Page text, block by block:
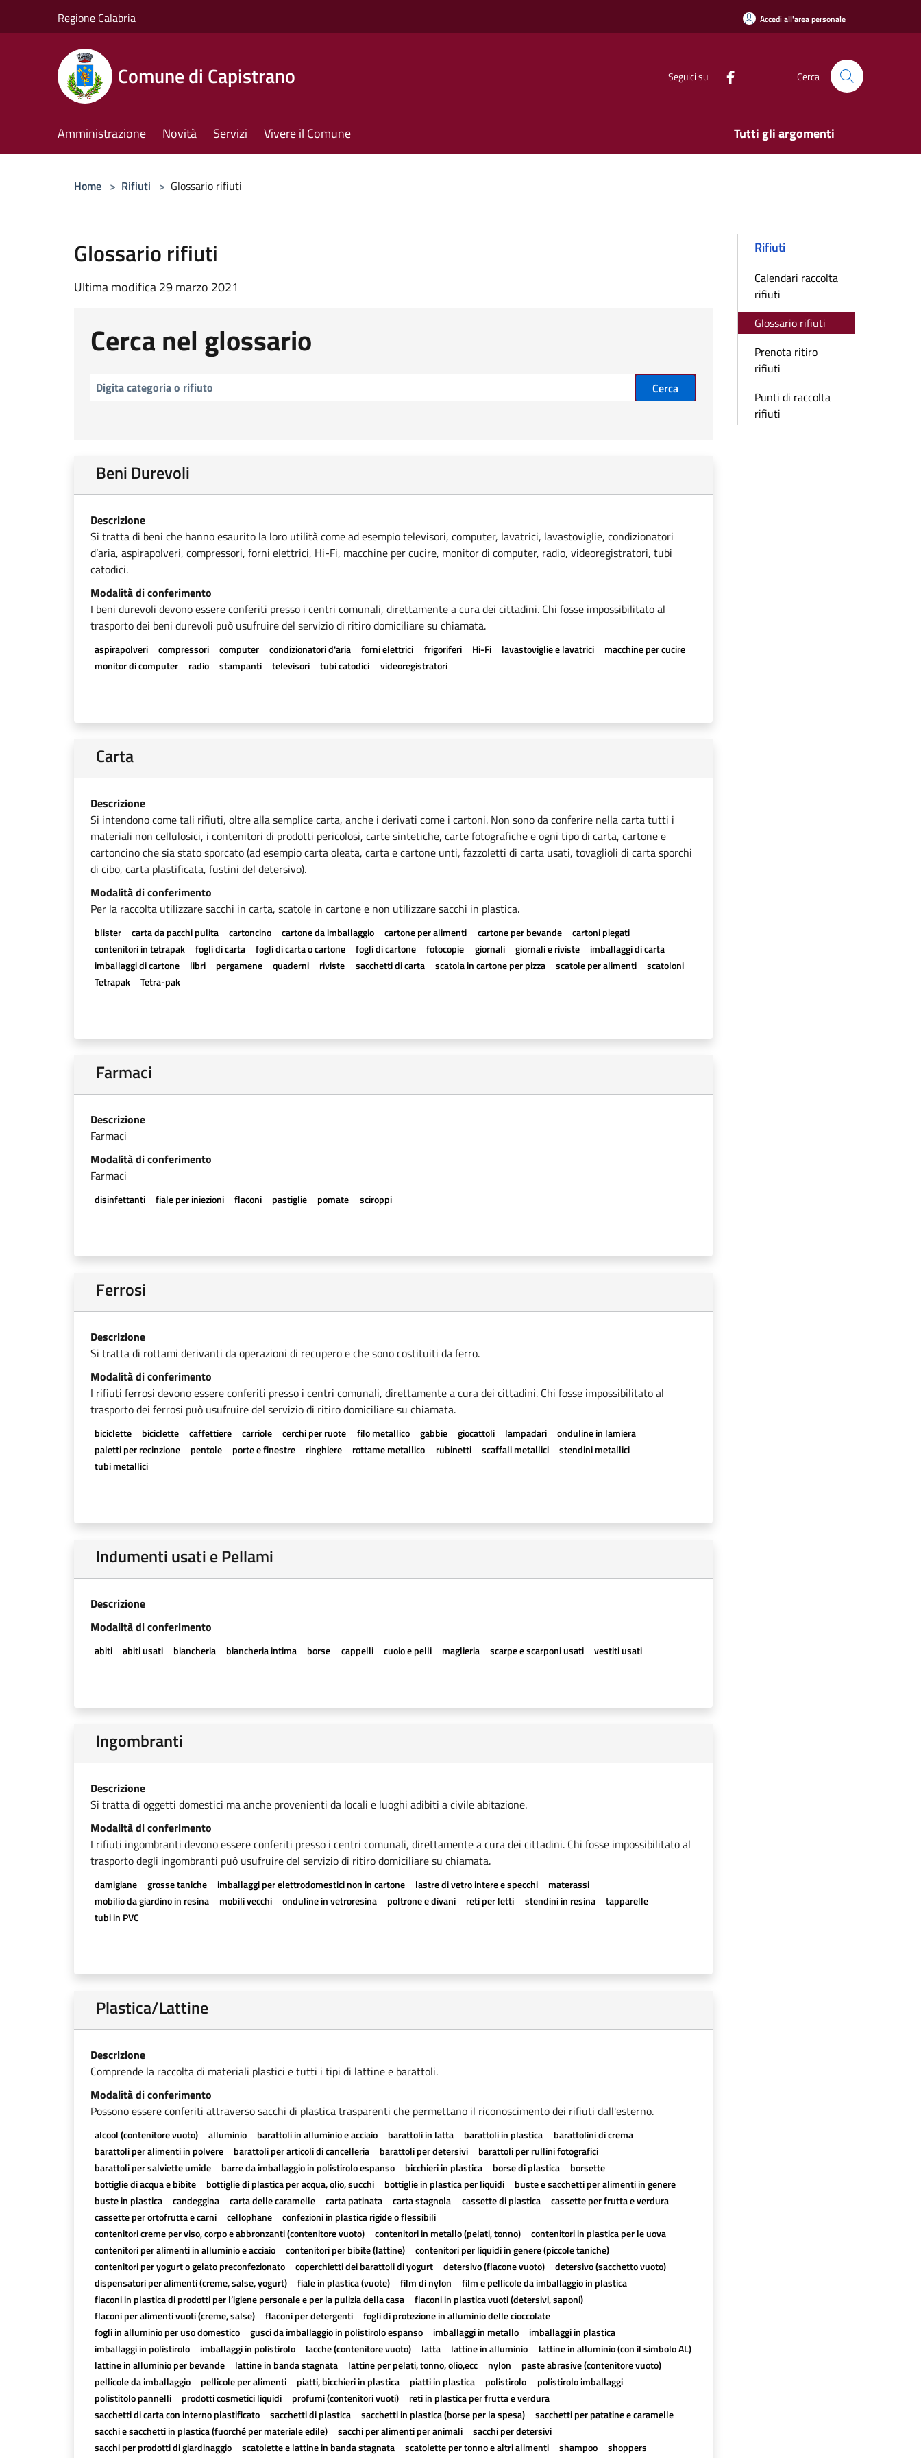
Regione Calabria Accedi all'area personale
Comune di Capistrano Seguici su Cerca
Amministrazione Novità Servizi Vivere il Comune Tutti gli argomenti
Home > Rifiuti > Glossario rifiuti
Glossario rifiuti
Ultima modifica 29 marzo 2021
Cerca nel glossario
Cerca
Beni Durevoli
Descrizione
Si tratta di beni che hanno esaurito la loro utilità come ad esempio televisori, computer, lavatrici, lavastoviglie, condizionatori
d’aria, aspirapolveri, compressori, forni elettrici, Hi-Fi, macchine per cucire, monitor di computer, radio, videoregistratori, tubi
catodici.
Modalità di conferimento
I beni durevoli devono essere conferiti presso i centri comunali, direttamente a cura dei cittadini. Chi fosse impossibilitato al
trasporto dei beni durevoli può usufruire del servizio di ritiro domiciliare su chiamata.
aspirapolveri compressori computer condizionatori d'aria forni elettrici frigoriferi Hi-Fi lavastoviglie e lavatrici
macchine per cucire
monitor di computer
radio stampanti televisori tubi catodici videoregistratori
Carta
Descrizione
Si intendono come tali rifiuti, oltre alla semplice carta, anche i derivati come i cartoni. Non sono da conferire nella carta tutti i
materiali non cellulosici, i contenitori di prodotti pericolosi, carte sintetiche, carte fotografiche e ogni tipo di carta, cartone e
cartoncino che sia stato sporcato (ad esempio carta oleata, carta e cartone unti, fazzoletti di carta usati, tovaglioli di carta sporchi
di cibo, carta plastificata, fustini del detersivo).
Modalità di conferimento
Per la raccolta utilizzare sacchi in carta, scatole in cartone e non utilizzare sacchi in plastica.
blister carta da pacchi pulita cartoncino cartone da imballaggio cartone per alimenti cartone per bevande
cartoni piegati
contenitori in tetrapak
fogli di carta fogli di carta o cartone fogli di cartone fotocopie giornali giornali e riviste
imballaggi di carta
imballaggi di cartone
libri pergamene quaderni riviste sacchetti di carta scatola in cartone per pizza scatole per alimenti
scatoloni
Tetrapak
Tetra-pak
Farmaci
Descrizione
Farmaci
Modalità di conferimento
Farmaci
disinfettanti fiale per iniezioni flaconi pastiglie pomate sciroppi
Ferrosi
Descrizione
Si tratta di rottami derivanti da operazioni di recupero e che sono costituiti da ferro.
Modalità di conferimento
I rifiuti ferrosi devono essere conferiti presso i centri comunali, direttamente a cura dei cittadini. Chi fosse impossibilitato al
trasporto dei ferrosi può usufruire del servizio di ritiro domiciliare su chiamata.
biciclette biciclette caffettiere carriole cerchi per ruote filo metallico gabbie giocattoli lampadari
onduline in lamiera
paletti per recinzione
pentole porte e finestre ringhiere rottame metallico rubinetti scaffali metallici
stendini metallici
tubi metallici
Indumenti usati e Pellami
Descrizione
Modalità di conferimento
abiti abiti usati biancheria biancheria intima borse cappelli cuoio e pelli maglieria scarpe e scarponi usati vestiti usati
Ingombranti
Descrizione
Si tratta di oggetti domestici ma anche provenienti da locali e luoghi adibiti a civile abitazione.
Modalità di conferimento
I rifiuti ingombranti devono essere conferiti presso i centri comunali, direttamente a cura dei cittadini. Chi fosse impossibilitato al
trasporto degli ingombranti può usufruire del servizio di ritiro domiciliare su chiamata.
damigiane grosse taniche imballaggi per elettrodomestici non in cartone lastre di vetro intere e specchi
materassi
mobilio da giardino in resina
mobili vecchi onduline in vetroresina poltrone e divani reti per letti stendini in resina
tapparelle
tubi in PVC
Plastica/Lattine
Descrizione
Comprende la raccolta di materiali plastici e tutti i tipi di lattine e barattoli.
Modalità di conferimento
Possono essere conferiti attraverso sacchi di plastica trasparenti che permettano il riconoscimento dei rifiuti dall'esterno.
alcool (contenitore vuoto) alluminio barattoli in alluminio e acciaio barattoli in latta barattoli in plastica
barattolini di crema
barattoli per alimenti in polvere
barattoli per articoli di cancelleria barattoli per detersivi
barattoli per rullini fotografici
barattoli per salviette umide
barre da imballaggio in polistirolo espanso bicchieri in plastica borse di plastica
borsette
bottiglie di acqua e bibite
bottiglie di plastica per acqua, olio, succhi bottiglie in plastica per liquidi
buste e sacchetti per alimenti in genere
buste in plastica
candeggina carta delle caramelle carta patinata carta stagnola cassette di plastica
cassette per frutta e verdura
cassette per ortofrutta e carni
cellophane
confezioni in plastica rigide o flessibili
contenitori creme per viso, corpo e abbronzanti (contenitore vuoto)
contenitori in metallo (pelati, tonno)
contenitori in plastica per le uova
contenitori per alimenti in alluminio e acciaio
contenitori per bibite (lattine)
contenitori per liquidi in genere (piccole taniche)
contenitori per yogurt o gelato preconfezionato
coperchietti dei barattoli di yogurt detersivo (flacone vuoto)
detersivo (sacchetto vuoto)
dispensatori per alimenti (creme, salse, yogurt)
fiale in plastica (vuote) film di nylon
film e pellicole da imballaggio in plastica
flaconi in plastica di prodotti per l’igiene personale e per la pulizia della casa
flaconi in plastica vuoti (detersivi, saponi)
flaconi per alimenti vuoti (creme, salse)
flaconi per detergenti
fogli di protezione in alluminio delle cioccolate
fogli in alluminio per uso domestico
gusci da imballaggio in polistirolo espanso imballaggi in metallo
imballaggi in plastica
imballaggi in polistirolo
imballaggi in polistirolo lacche (contenitore vuoto) latta lattine in alluminio
lattine in alluminio (con il simbolo AL)
lattine in alluminio per bevande
lattine in banda stagnata lattine per pelati, tonno, olio,ecc nylon
paste abrasive (contenitore vuoto)
pellicole da imballaggio
pellicole per alimenti piatti, bicchieri in plastica piatti in plastica polistirolo
polistirolo imballaggi
polistitolo pannelli
prodotti cosmetici liquidi profumi (contenitori vuoti)
reti in plastica per frutta e verdura
sacchetti di carta con interno plastificato
sacchetti di plastica sacchetti in plastica (borse per la spesa)
sacchetti per patatine e caramelle
sacchi e sacchetti in plastica (fuorché per materiale edile)
sacchi per alimenti per animali
sacchi per detersivi
sacchi per prodotti di giardinaggio
scatolette e lattine in banda stagnata scatolette per tonno e altri alimenti shampoo
shoppers
Rifiuti
Calendari raccolta
rifiuti
Glossario rifiuti
Prenota ritiro
rifiuti
Punti di raccolta
rifiuti